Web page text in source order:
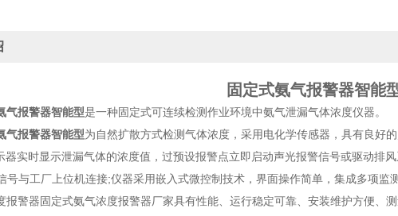
固定式氨气报警器智能
气报警器智能型是一种固定式可连续检测作业环境中氨气泄漏气体浓度仪器。
气报警器智能型为自然扩散方式检测气体浓度，采用电化学传感器，具有良好
器实时显示泄漏气体的浓度值，过预设报警点立即启动声光报警信号或驱动排
号与工厂上位机连接;仪器采用嵌入式微控制技术，界面操作简单，集成多项监
器固定式氨气浓度报警器厂家具有性能、运行稳定可靠、安装维护方便、测